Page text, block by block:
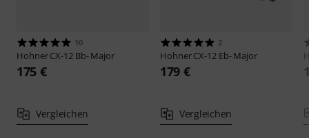
10
HohnerCX-12 Bb- Major
175 €
Vergleichen
2
HohnerCX-12 Eb- Major
179 €
Vergleichen